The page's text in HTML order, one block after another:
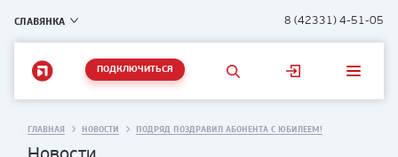
СЛАВЯНКА 8 (42331) 4-51-05
ПОДКЛЮЧИТЬСЯ
ГЛАВНАЯ НОВОСТИ ПОДРЯД ПОЗДРАВИЛ АБОНЕНТА С ЮБИЛЕЕМ!